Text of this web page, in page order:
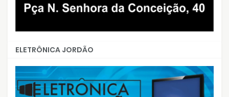
ELETRÔNICA JORDÃO